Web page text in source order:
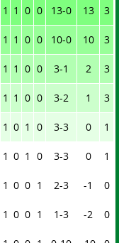
1 1 0 0 13-0 13 3
1 1 0 0 10-0 10 3
1 1 0 0 3-1 2 3
1 1 0 0 3-2 1 3
1 0 1 0 3-3 0 1
1 0 1 0 3-3 0 1
1 0 0 1 2-3 -1 0
1 0 0 1 1-3 -2 0